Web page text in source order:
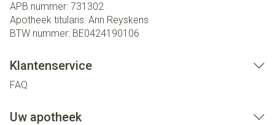
APB nummer: 731302
Apotheek titularis: Ann Reyskens
BTW nummer: BE0424190106
Klantenservice
FAQ
Uw apotheek